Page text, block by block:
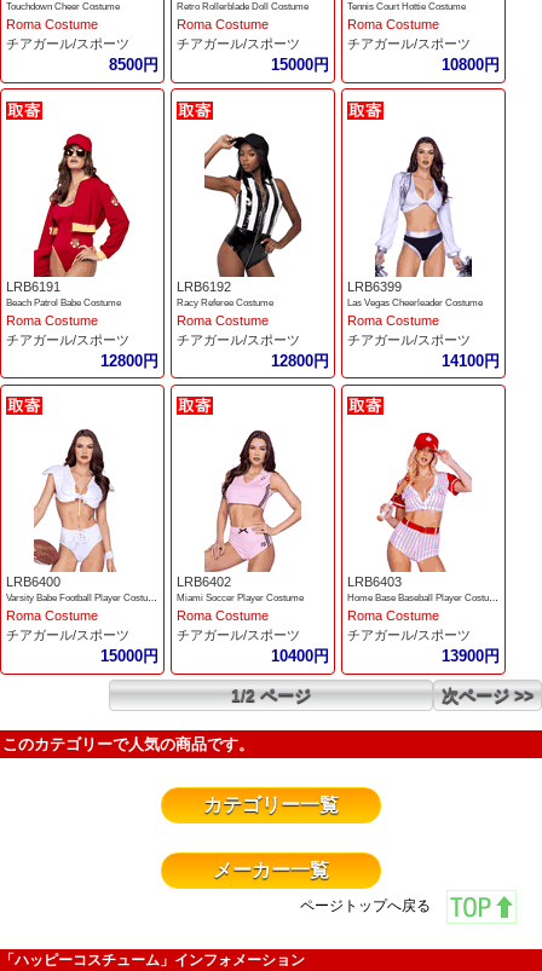
Touchdown Cheer Costume
Roma Costume
チアガール/スポーツ
8500円
Retro Rollerblade Doll Costume
Roma Costume
チアガール/スポーツ
15000円
Tennis Court Hottie Costume
Roma Costume
チアガール/スポーツ
10800円
LRB6191
Beach Patrol Babe Costume
Roma Costume
チアガール/スポーツ
12800円
LRB6192
Racy Referee Costume
Roma Costume
チアガール/スポーツ
12800円
LRB6399
Las Vegas Cheerleader Costume
Roma Costume
チアガール/スポーツ
14100円
LRB6400
Varsity Babe Football Player Costume
Roma Costume
チアガール/スポーツ
15000円
LRB6402
Miami Soccer Player Costume
Roma Costume
チアガール/スポーツ
10400円
LRB6403
Home Base Baseball Player Costume
Roma Costume
チアガール/スポーツ
13900円
1/2 ページ 次ページ >>
このカテゴリーで人気の商品です。
カテゴリー一覧
メーカー一覧
ページトップへ戻る
「ハッピーコスチューム」インフォメーション